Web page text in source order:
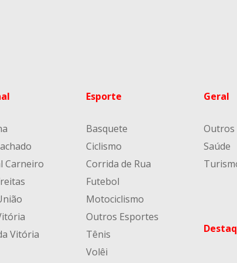
Carneiro
Vitória
Esporte
Basquete
Ciclismo
Corrida de Rua
Futebol
Motociclismo
Outros Esportes
Tênis
Volêi
Geral
Outros
Saúde